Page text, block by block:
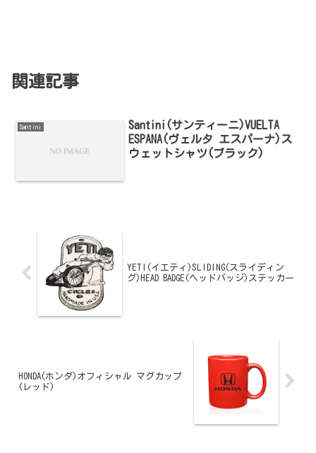
関連記事
Santini
Santini(サンティーニ)VUELTA
ESPANA(ヴェルタ エスパーナ)ス
ウェットシャツ(ブラック)
YETI(イエティ)SLIDING(スライディン
グ)HEAD BADGE(ヘッドバッジ)ステッカー
HONDA(ホンダ)オフィシャル マグカップ
(レッド)